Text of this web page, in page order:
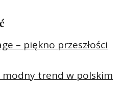
– piękno przeszłości
trend w polskim